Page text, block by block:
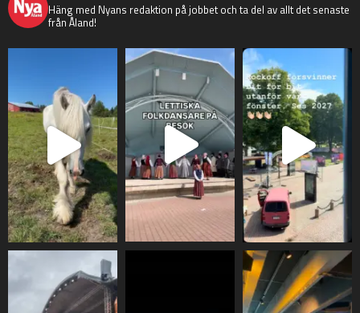
Häng med Nyans redaktion på jobbet och ta del av allt det senaste
från Åland!